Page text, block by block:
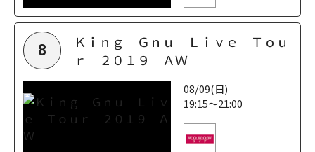
8
Ｋｉｎｇ Ｇｎｕ Ｌｉｖｅ Ｔｏｕ
ｒ ２０１９ ＡＷ
08/09(日)
19:15～21:00